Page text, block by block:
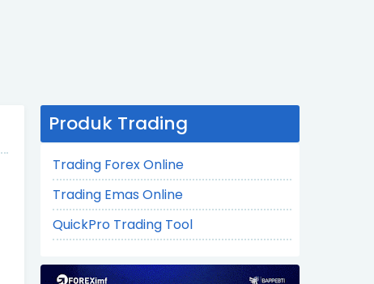
Produk Trading
Trading Forex Online
Trading Emas Online
QuickPro Trading Tool